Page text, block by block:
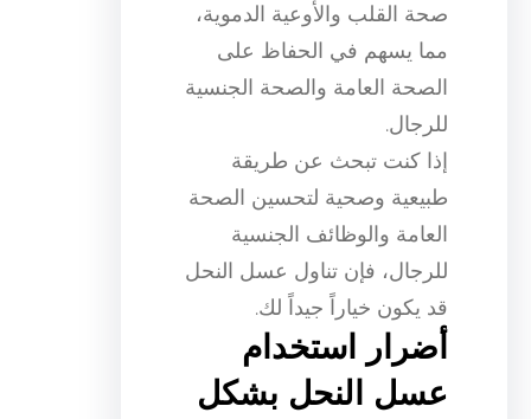
صحة القلب والأوعية الدموية،
مما يسهم في الحفاظ على
الصحة العامة والصحة الجنسية
للرجال.
إذا كنت تبحث عن طريقة
طبيعية وصحية لتحسين الصحة
العامة والوظائف الجنسية
للرجال، فإن تناول عسل النحل
قد يكون خياراً جيداً لك.
أضرار استخدام
عسل النحل بشكل